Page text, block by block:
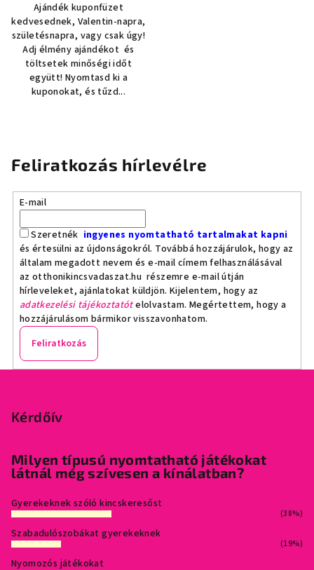
Ajándék kuponfüzet
kedvesednek, Valentin-napra,
születésnapra, vagy csak úgy!
Adj élmény ajándékot és
töltsetek minőségi időt
együtt! Nyomtasd ki a
kuponokat, és tűzd...
Feliratkozás hírlevélre
E-mail
Szeretnék ingyenes nyomtatható tartalmakat kapni
és értesülni az újdonságokról. Továbbá hozzájárulok, hogy az
általam megadott nevem és e-mail címem felhasználásával
az otthonikincsvadaszat.hu részemre e-mail útján
hírleveleket, ajánlatokat küldjön. Kijelentem, hogy az
adatkezelési tájékoztatótelolvastam. Megértettem, hogy a
hozzájárulásom bármikor visszavonhatom.
Feliratkozás
Kérdőív
Milyen típusú nyomtatható játékokat
látnál még szívesen a kínálatban?
Gyerekeknek szóló kincskeresőst
(38%)
Szabadulószobákat gyerekeknek
(19%)
Nyomozós játékokat